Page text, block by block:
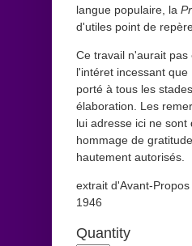
langue populaire, la
d'utiles point de
Ce travail n'aurait pas
l'intéret incessant que
porté à tous les
élaboration. Les
lui adresse ici ne sont
hommage de
hautement autorisés.
extrait d'Avant-Propos
1946
Quantity